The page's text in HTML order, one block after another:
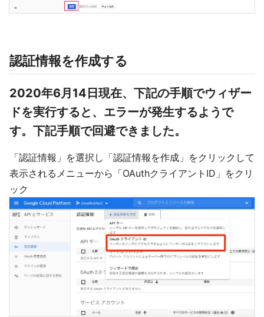
認証情報を作成する
2020年6月14日現在、下記の手順でウィザー
ドを実行すると、エラーが発生するようで
す。下記手順で回避できました。
「認証情報」を選択し「認証情報を作成」をクリックして
表示されるメニューから「OAuthクライアントID」をクリ
ック